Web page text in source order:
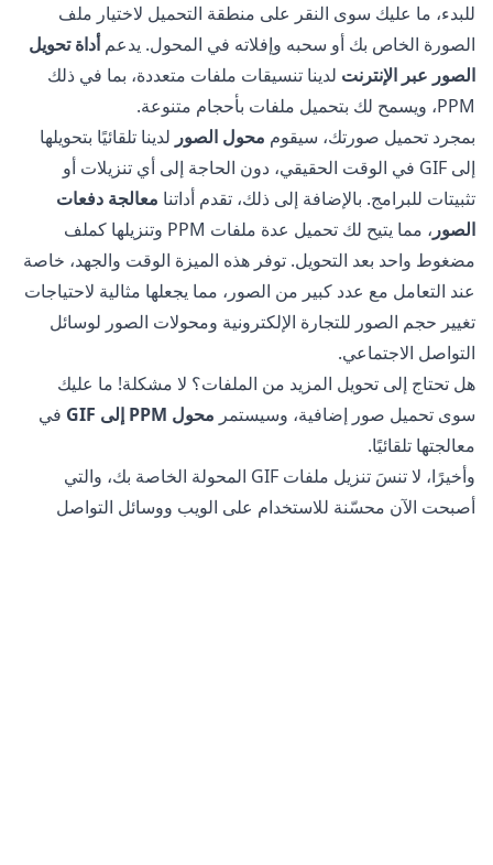
للبدء، ما عليك سوى النقر على منطقة التحميل لاختيار ملف
الصورة الخاص بك أو سحبه وإفلاته في المحول. يدعمأداة تحويل
الصور عبر الإنترنت لدينا تنسيقات ملفات متعددة، بما في ذلك
PPM، ويسمح لك بتحميل ملفات بأحجام متنوعة.
بمجرد تحميل صورتك، سيقوم محول الصور لدينا تلقائيًا بتحويلها
إلى GIF في الوقت الحقيقي، دون الحاجة إلى أي تنزيلات أو
تثبيتات للبرامج. بالإضافة إلى ذلك، تقدم أداتنا معالجة دفعات
الصور
، مما يتيح لك تحميل عدة ملفات PPM وتنزيلها كملف
مضغوط واحد بعد التحويل. توفر هذه الميزة الوقت والجهد، خاصة
عند التعامل مع عدد كبير من الصور، مما يجعلها مثالية لاحتياجات
تغيير حجم الصور للتجارة الإلكترونية ومحولات الصور لوسائل
التواصل الاجتماعي.
هل تحتاج إلى تحويل المزيد من الملفات؟ لا مشكلة! ما عليك
سوى تحميل صور إضافية، وسيستمر محول PPM إلى GIF
في
معالجتها تلقائيًا.
وأخيرًا، لا تنسَ تنزيل ملفات GIF المحولة الخاصة بك، والتي
أصبحت الآن محسّنة للاستخدام على الويب ووسائل التواصل